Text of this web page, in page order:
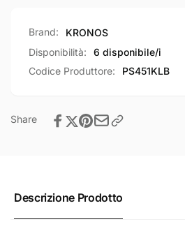
spessore
di
circa
6,5
con
spessore
di
mm
Bianco
Brand:
KRONOS
Disponibilità:
6 disponibile/i
Codice Produttore:
PS451KLB
Share
Descrizione Prodotto